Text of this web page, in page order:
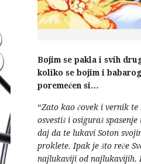
Bojim se pakla i svih
koliko se bojim i
poremećen si…
“Zato kao čovek i vernik te
osvestiš i osiguraš
daj da te lukavi Soton
proklete. Ipak je što reče
najlukaviji od najlukavijih.